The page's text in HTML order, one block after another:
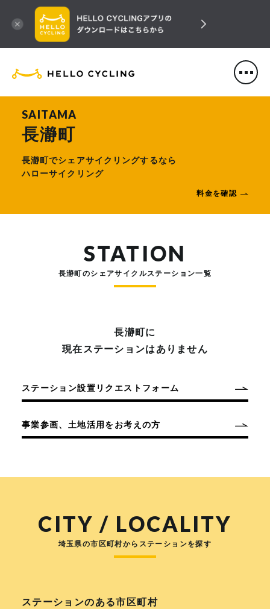
HELLO CYCLING（ハローサ
SAITAMA
長瀞町
長瀞町でシェアサイクリングするなら
ハローサイクリング
料金を確認
STATION
長瀞町のシェアサイクルステーション一覧
長瀞町に
現在ステーションはありません
ステーション設置リクエストフォーム
事業参画、土地活用をお考えの方
CITY / LOCALITY
埼玉県の市区町村からステーションを探す
ステーションのある市区町村